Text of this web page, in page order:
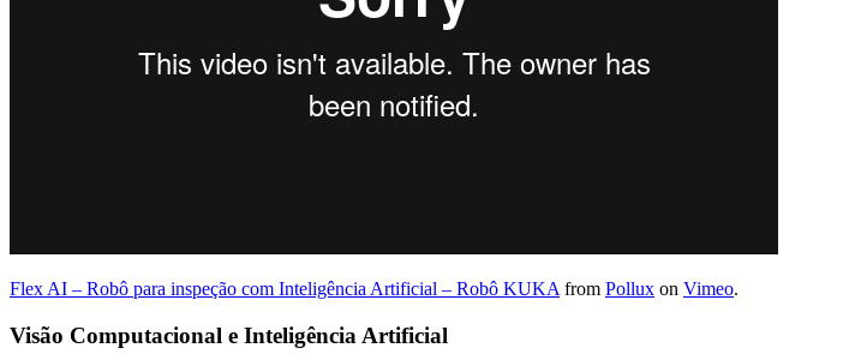
Flex AI – Robô para inspeção com Inteligência Artificial – Robô KUKAfrom Pollux on Vimeo.
Visão Computacional e Inteligência Artificial